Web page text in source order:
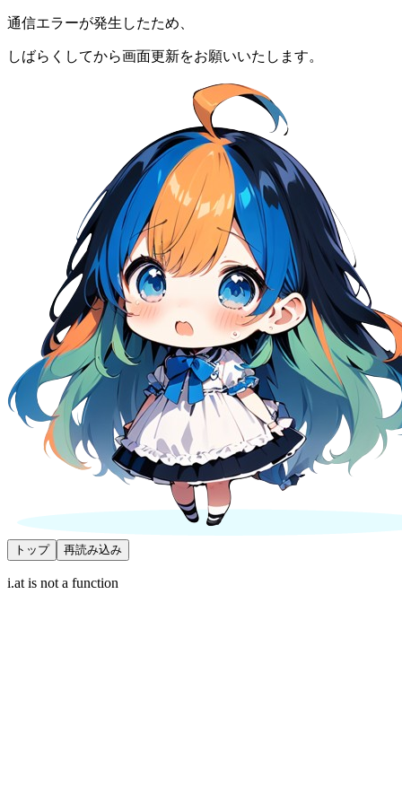
通信エラーが発生したため、
しばらくしてから画面更新をお願いいたします。
トップ 再読み込み
i.at is not a function